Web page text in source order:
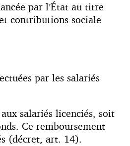
par l’État au titre
contributions sociale
par les salariés
salariés licenciés, soit
Ce remboursement
(décret, art. 14).